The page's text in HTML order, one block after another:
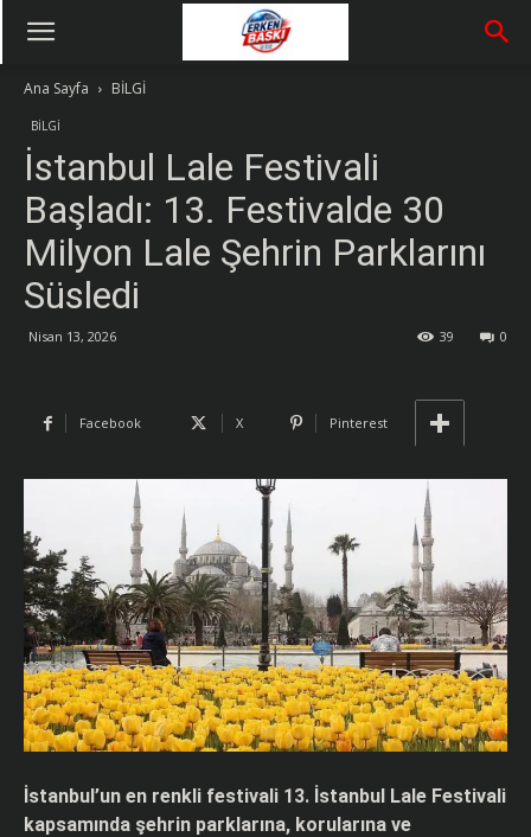
Ana Sayfa BİLGİ
BİLGİ
İstanbul Lale Festivali
Başladı: 13. Festivalde 30
Milyon Lale Şehrin Parklarını
Süsledi
Nisan 13, 2026 0
39
Facebook X Pinterest
İstanbul’un en renkli festivali 13. İstanbul Lale Festivali
kapsamında şehrin parklarına, korularına ve